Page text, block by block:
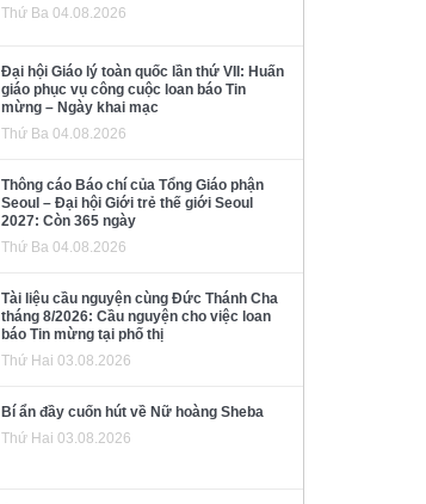
Thứ Ba 04.08.2026
Đại hội Giáo lý toàn quốc lần thứ VII: Huấn
giáo phục vụ công cuộc loan báo Tin
mừng – Ngày khai mạc
Thứ Ba 04.08.2026
Thông cáo Báo chí của Tổng Giáo phận
Seoul – Đại hội Giới trẻ thế giới Seoul
2027: Còn 365 ngày
Thứ Ba 04.08.2026
Tài liệu cầu nguyện cùng Đức Thánh Cha
tháng 8/2026: Cầu nguyện cho việc loan
báo Tin mừng tại phố thị
Thứ Hai 03.08.2026
Bí ẩn đầy cuốn hút về Nữ hoàng Sheba
Thứ Hai 03.08.2026